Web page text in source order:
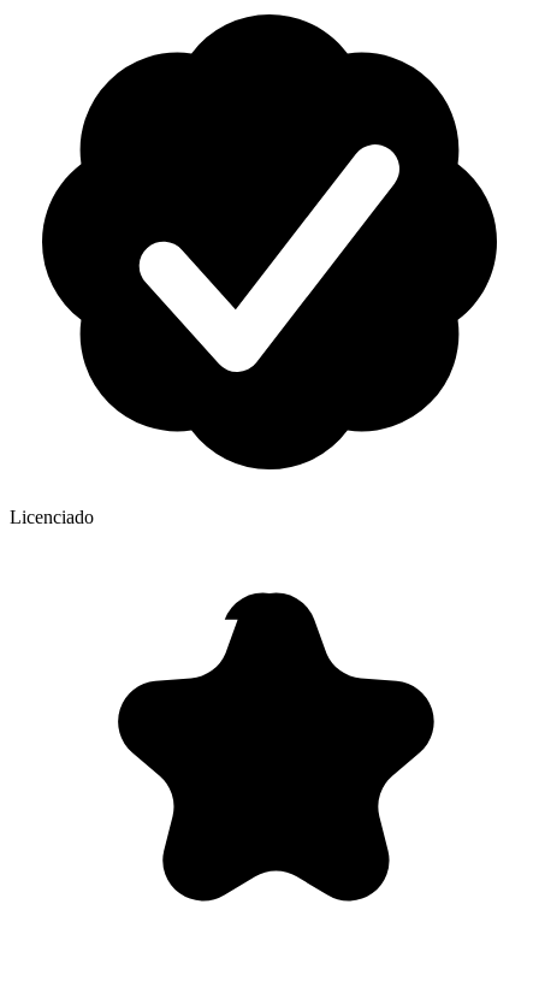
Licenciado